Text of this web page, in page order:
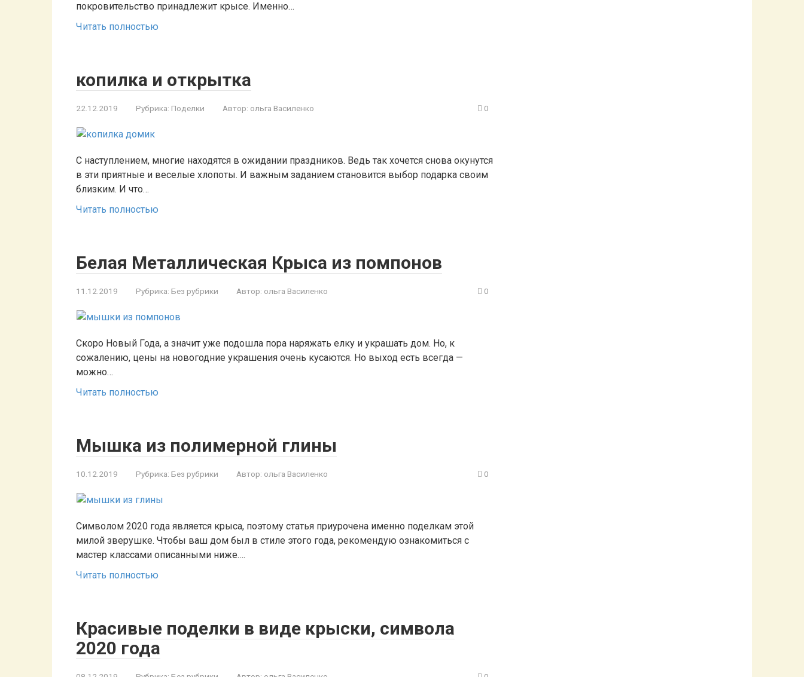
покровительство принадлежит крысе. Именно…
Читать полностью
копилка и открытка
22.12.2019 Рубрика: Поделки Автор: ольга Василенко 0
С наступлением, многие находятся в ожидании праздников. Ведь так хочется снова окунутся
в эти приятные и веселые хлопоты. И важным заданием становится выбор подарка своим
близким. И что…
Читать полностью
Белая Металлическая Крыса из помпонов
11.12.2019 Рубрика: Без рубрики Автор: ольга Василенко 0
Скоро Новый Года, а значит уже подошла пора наряжать елку и украшать дом. Но, к
сожалению, цены на новогодние украшения очень кусаются. Но выход есть всегда —
можно…
Читать полностью
Мышка из полимерной глины
10.12.2019 Рубрика: Без рубрики Автор: ольга Василенко 0
Символом 2020 года является крыса, поэтому статья приурочена именно поделкам этой
милой зверушке. Чтобы ваш дом был в стиле этого года, рекомендую ознакомиться с
мастер классами описанными ниже….
Читать полностью
Красивые поделки в виде крыски, символа
2020 года